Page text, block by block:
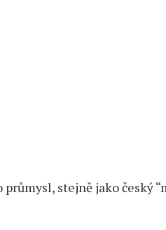
stejně jako český